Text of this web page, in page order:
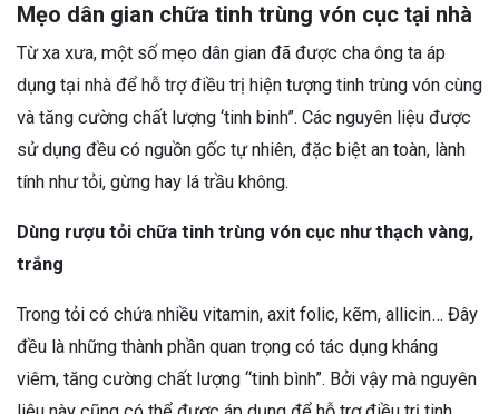
Mẹo dân gian chữa tinh trùng vón cục tại nhà
Từ xa xưa, một số mẹo dân gian đã được cha ông ta áp
dụng tại nhà để hỗ trợ điều trị hiện tượng tinh trùng vón cùng
và tăng cường chất lượng ‘tinh binh”. Các nguyên liệu được
sử dụng đều có nguồn gốc tự nhiên, đặc biệt an toàn, lành
tính như tỏi, gừng hay lá trầu không.
Dùng rượu tỏi chữa tinh trùng vón cục như thạch vàng,
trắng
Trong tỏi có chứa nhiều vitamin, axit folic, kẽm, allicin… Đây
đều là những thành phần quan trọng có tác dụng kháng
viêm, tăng cường chất lượng “tinh bình”. Bởi vậy mà nguyên